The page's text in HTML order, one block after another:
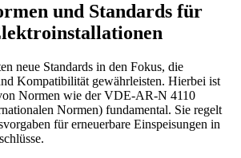
und Standards für
neue Standards in den Fokus, die
Kompatibilität gewährleisten. Hierbei ist
Normen wie der VDE-AR-N 4110
Normen) fundamental. Sie regelt
für erneuerbare Einspeisungen in